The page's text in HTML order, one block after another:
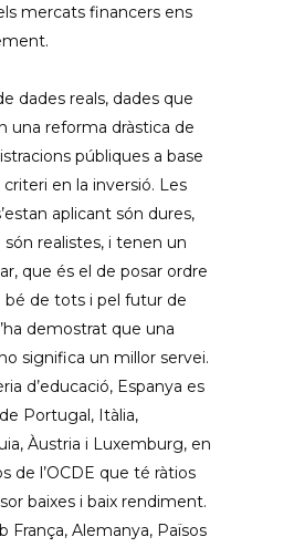
mercats financers ens
dades reals, dades que
una reforma dràstica de
públiques a base
en la inversió. Les
aplicant són dures,
realistes, i tenen un
que és el de posar ordre
bé de tots i pel futur de
demostrat que una
significa un millor servei.
d’educació, Espanya es
Portugal, Itàlia,
Àustria i Luxemburg, en
de l’OCDE que té ràtios
baixes i baix rendiment.
França, Alemanya, Països